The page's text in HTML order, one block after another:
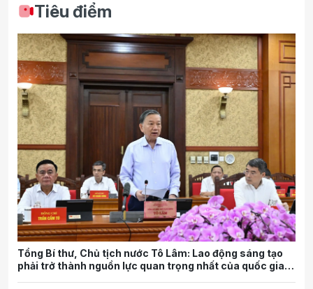
Tiêu điểm
Tổng Bí thư, Chủ tịch nước Tô Lâm: Lao động sáng tạo
phải trở thành nguồn lực quan trọng nhất của quốc gia